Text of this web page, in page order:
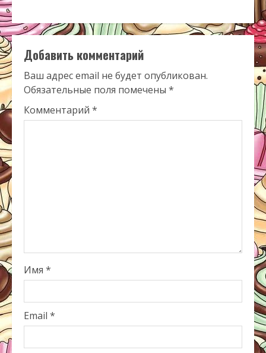
Добавить комментарий
Ваш адрес email не будет опубликован.
Обязательные поля помечены *
Комментарий *
Имя *
Email *